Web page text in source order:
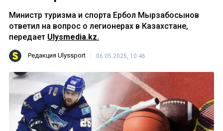
Министр туризма и спорта Ербол Мырзабосынов
ответил на вопрос о легионерах в Казахстане,
передает Ulysmedia.kz.
Редакция Ulyssport 06.05.2025, 10:46